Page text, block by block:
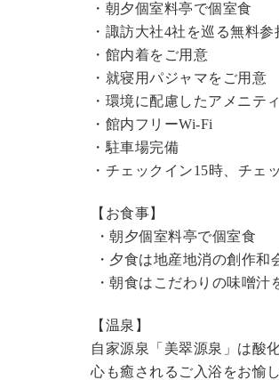
・朝夕個室料亭で個室食
・諏訪大社4社を巡る無料参
・館内着をご用意
・就寝用パジャマをご用意
・環境に配慮したアメニテ
・館内フリーWi-Fi
・駐車場完備
・チェックイン15時、チェ
【お食事】
・朝夕個室料亭で個室食
・夕食は地産地消の創作和
・朝食はこだわりの味噌汁
【温泉】
自家源泉「美翠源泉」は酸
心も癒されるご入浴をお愉